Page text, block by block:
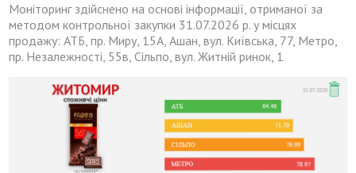
Моніторинг здійснено на основі інформації, отриманої за
методом контрольної закупки 31.07.2026 р. у місцях
продажу: АТБ, пр. Миру, 15А, Ашан, вул. Київська, 77, Метро,
пр. Незалежності, 55в, Сільпо, вул. Житній ринок, 1